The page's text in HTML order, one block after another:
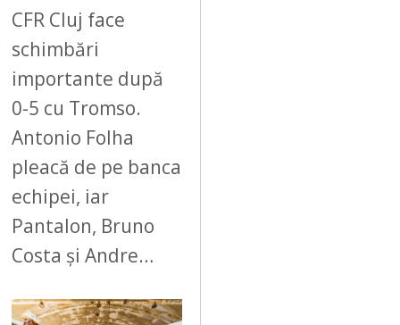
CFR Cluj face
schimbări
importante după
0-5 cu Tromso.
Antonio Folha
pleacă de pe banca
echipei, iar
Pantalon, Bruno
Costa și Andre…